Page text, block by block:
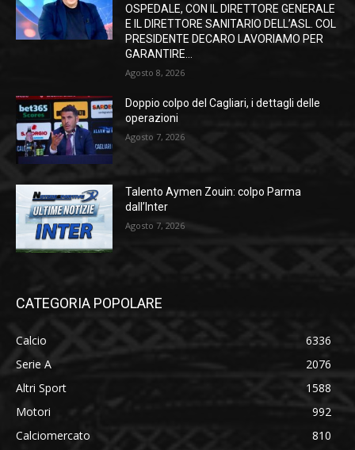
OSPEDALE, CON IL DIRETTORE GENERALE
E IL DIRETTORE SANITARIO DELL’ASL. COL
PRESIDENTE DECARO LAVORIAMO PER
GARANTIRE...
Agosto 8, 2026
Doppio colpo del Cagliari, i dettagli delle
operazioni
Agosto 7, 2026
Talento Aymen Zouin: colpo Parma
dall’Inter
Agosto 7, 2026
CATEGORIA POPOLARE
Calcio
6336
Serie A
2076
Altri Sport
1588
Motori
992
Calciomercato
810